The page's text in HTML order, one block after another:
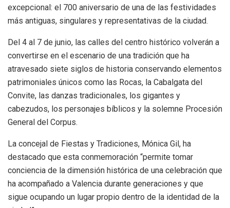
excepcional: el 700 aniversario de una de las festividades
más antiguas, singulares y representativas de la ciudad.
Del 4 al 7 de junio, las calles del centro histórico volverán a
convertirse en el escenario de una tradición que ha
atravesado siete siglos de historia conservando elementos
patrimoniales únicos como las Rocas, la Cabalgata del
Convite, las danzas tradicionales, los gigantes y
cabezudos, los personajes bíblicos y la solemne Procesión
General del Corpus.
La concejal de Fiestas y Tradiciones, Mónica Gil, ha
destacado que esta conmemoración “permite tomar
conciencia de la dimensión histórica de una celebración que
ha acompañado a Valencia durante generaciones y que
sigue ocupando un lugar propio dentro de la identidad de la